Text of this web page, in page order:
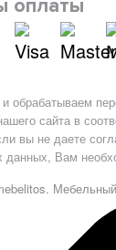
оплаты
обрабатываем
сайта в
вы не даете
данных, Вам